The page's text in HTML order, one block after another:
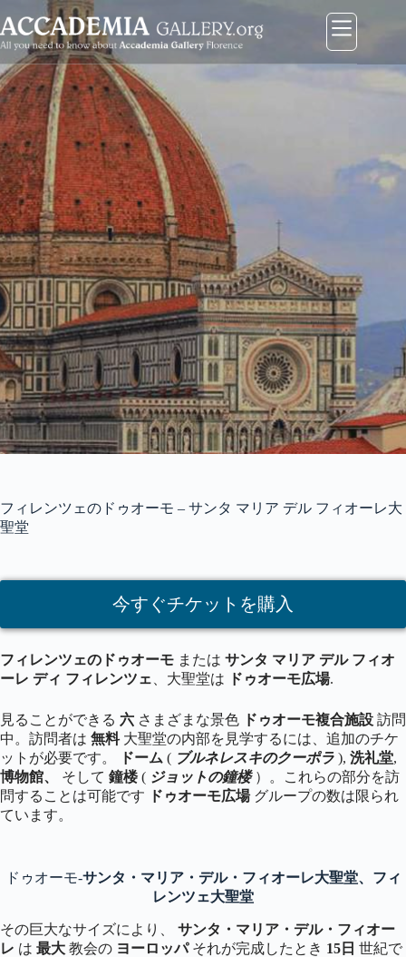
ン
テ
ン
ツ
に
ス
キ
ッ
プ
フィレンツェのドゥオーモ – サンタ マリア デル フィオーレ大
聖堂
今すぐチケットを購入
フィレンツェのドゥオーモ または サンタ マリア デル フィオ
ーレ ディ フィレンツェ 、大聖堂は ドゥオーモ広場.
見ることができる 六 さまざまな景色 ドゥオーモ複合施設 訪問
中。訪問者は 無料大聖堂の内部を見学するには、追加のチケ
ットが必要です。
ドーム ( ブルネレスキのクーポラ ), 洗礼堂,
博物館、
そして 鐘楼( ジョットの鐘楼）。これらの部分を訪
問することは可能です
ドゥオーモ広場グループの数は限られ
ています。
ドゥオーモ-サンタ・マリア・デル・フィオーレ大聖堂、フィ
レンツェ大聖堂
その巨大なサイズにより、 サンタ・マリア・デル・フィオー
レ は 最大 教会の ヨーロッパそれが完成したとき 15日 世紀で